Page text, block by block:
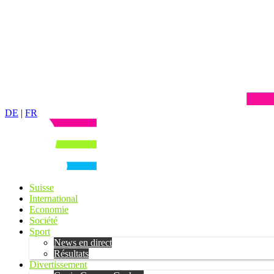
DE | FR
Suisse
International
Economie
Société
Sport
News en direct
Résultats
Divertissement